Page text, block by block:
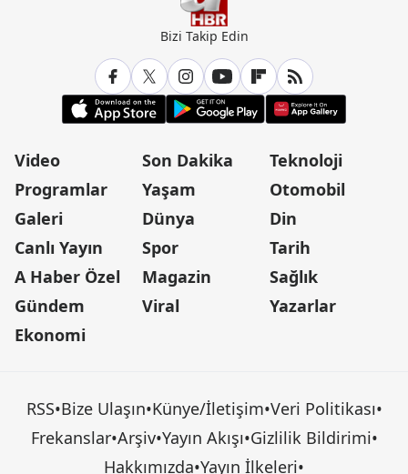
Bizi Takip Edin
Video
Programlar
Galeri
Canlı Yayın
A Haber Özel
Gündem
Ekonomi
Son Dakika
Yaşam
Dünya
Spor
Magazin
Viral
Teknoloji
Otomobil
Din
Tarih
Sağlık
Yazarlar
RSS•Bize Ulaşın•Künye/İletişim•Veri Politikası•
Frekanslar•Arşiv•Yayın Akışı•Gizlilik Bildirimi•
Hakkımızda•Yayın İlkeleri•